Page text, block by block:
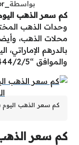
بواسطة
كم سعر الذهب اليوم
وحدات الذهب
محلات الذهب،
والموافق “1444/2/5” هجري.
كم سعر الذهب